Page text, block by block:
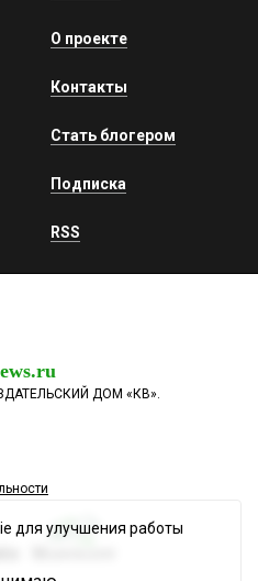
О проекте
Контакты
Стать блогером
Подписка
RSS
ДОМ «КВ».
для улучшения работы